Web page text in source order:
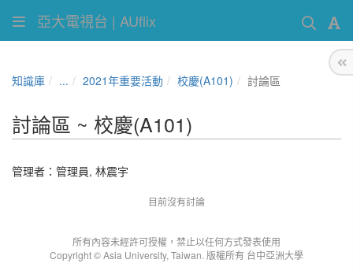
亞大電視台 | AUflix
知識庫 ... 2021年重要活動 校慶(A101) 討論區
討論區 ~ 校慶(A101)
管理者： 管理員, 林震宇
目前沒有討論
所有內容未經許可授權，禁止以任何方式發表使用
Copyright © Asia University, Taiwan. 版權所有 台中亞洲大學